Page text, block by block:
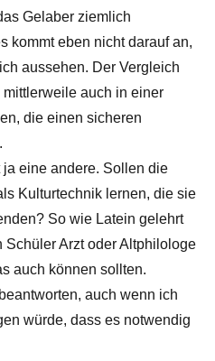
Gelaber ziemlich
kommt eben nicht darauf an,
aussehen. Der Vergleich
auch in einer
die einen sicheren
eine andere. Sollen die
Kulturtechnik lernen, die sie
So wie Latein gelehrt
Arzt oder Altphilologe
auch können sollten.
auch wenn ich
würde, dass es notwendig